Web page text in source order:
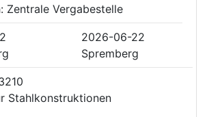
Zentrale Vergabestelle
2026-06-22
Spremberg
Stahlkonstruktionen